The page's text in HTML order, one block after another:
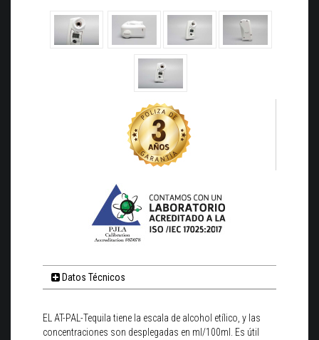
Datos Técnicos
EL AT-PAL-Tequila tiene la escala de alcohol etílico, y las
concentraciones son desplegadas en ml/100ml. Es útil